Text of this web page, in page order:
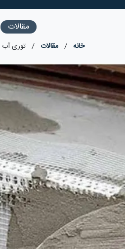
مقالات
خانه / مقالات / توری آب